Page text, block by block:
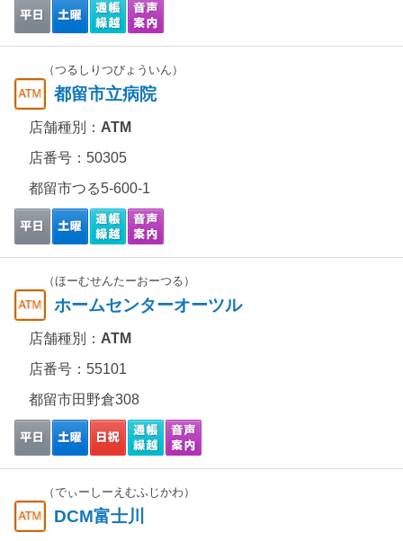
（つるしりつびょういん）
都留市立病院
店舗種別： ATM
店番号：50305
都留市つる5-600-1
（ほーむせんたーおーつる）
ホームセンターオーツル
店舗種別： ATM
店番号：55101
都留市田野倉308
（でぃーしーえむふじかわ）
DCM富士川